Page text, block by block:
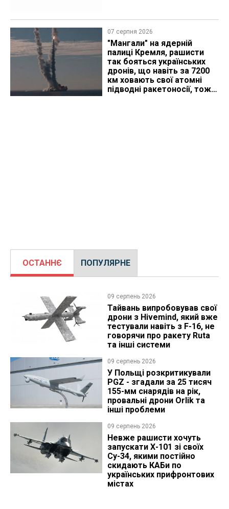
07 серпня 2026
"Мангали" на ядерній
палиці Кремля, рашисти
так бояться українських
дронів, що навіть за 7200
км ховають свої атомні
підводні ракетоносії, тож
ОСТАННЄ ПОПУЛЯРНЕ
09 серпень 2026
Тайвань випробовував свої
дрони з Hivemind, який вже
тестували навіть з F-16, не
говорячи про ракету Ruta
та інші системи
09 серпень 2026
У Польщі розкритикували
PGZ - згадали за 25 тисяч
155-мм снарядів на рік,
провальні дрони Orlik та
інші проблеми
09 серпень 2026
Невже рашисти хочуть
запускати Х-101 зі своїх
Су-34, якими постійно
скидають КАБи по
українських прифронтових
містах